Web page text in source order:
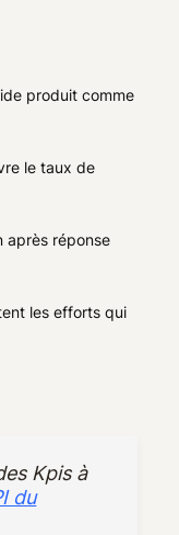
produit comme
le taux de
après réponse
les efforts qui
Kpis à
du